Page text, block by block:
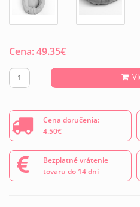
Cena:49.35€
Cena doručenia:
4.50€
Bezplatné vrátenie
tovaru do 14 dní